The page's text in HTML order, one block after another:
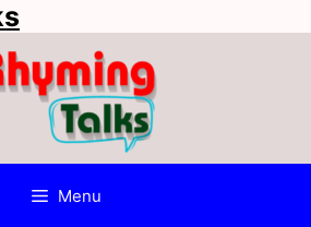
Menu